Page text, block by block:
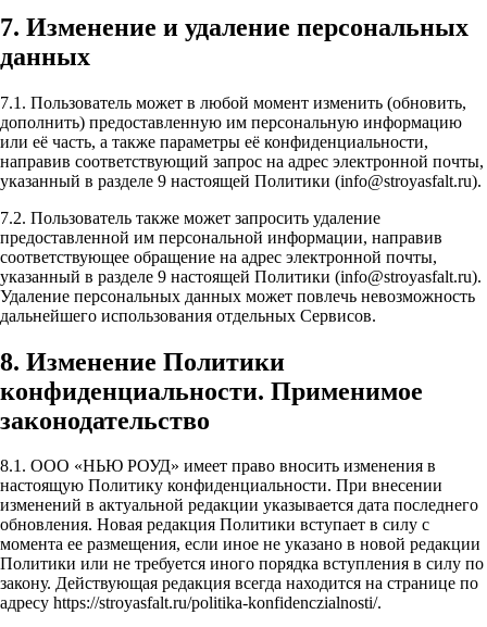
7. Изменение и удаление персональных
данных
7.1. Пользователь может в любой момент изменить (обновить,
дополнить) предоставленную им персональную информацию
или её часть, а также параметры её конфиденциальности,
направив соответствующий запрос на адрес электронной почты,
указанный в разделе 9 настоящей Политики (info@stroyasfalt.ru).
7.2. Пользователь также может запросить удаление
предоставленной им персональной информации, направив
соответствующее обращение на адрес электронной почты,
указанный в разделе 9 настоящей Политики (info@stroyasfalt.ru).
Удаление персональных данных может повлечь невозможность
дальнейшего использования отдельных Сервисов.
8. Изменение Политики
конфиденциальности. Применимое
законодательство
8.1. ООО «НЬЮ РОУД» имеет право вносить изменения в
настоящую Политику конфиденциальности. При внесении
изменений в актуальной редакции указывается дата последнего
обновления. Новая редакция Политики вступает в силу с
момента ее размещения, если иное не указано в новой редакции
Политики или не требуется иного порядка вступления в силу по
закону. Действующая редакция всегда находится на странице по
адресу https://stroyasfalt.ru/politika-konfidenczialnosti/.